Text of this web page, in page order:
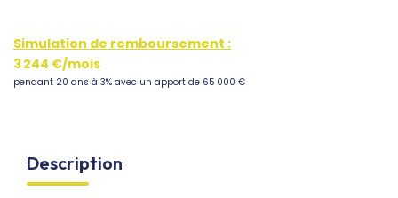
Simulation de remboursement :
3 244 €/mois
pendant 20 ans à 3% avec un apport de 65 000 €
Description